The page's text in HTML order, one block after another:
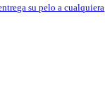
su pelo a cualquiera